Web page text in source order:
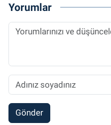
Yorumlar
Gönder